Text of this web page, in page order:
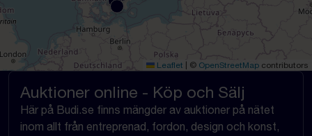
Leaflet © OpenStreetMap contributors
Auktioner online - Köp och Sälj
Här på Budi.se finns mängder av auktioner på nätet
inom allt från entreprenad, fordon, design och konst,